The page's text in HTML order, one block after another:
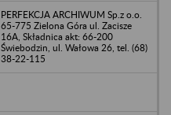
PERFEKCJA ARCHIWUM Sp.z o.o.
65-775 Zielona Góra ul. Zacisze
16A, Składnica akt: 66-200
Świebodzin, ul. Wałowa 26, tel. (68)
38-22-115